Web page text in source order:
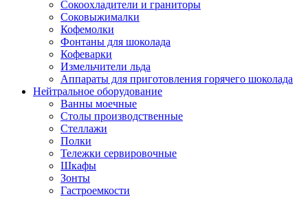
Сокоохладители и граниторы
Соковыжималки
Кофемолки
Фонтаны для шоколада
Кофеварки
Измельчители льда
Аппараты для приготовления горячего шоколада
Нейтральное оборудование
Ванны моечные
Столы производственные
Стеллажи
Полки
Тележки сервировочные
Шкафы
Зонты
Гастроемкости